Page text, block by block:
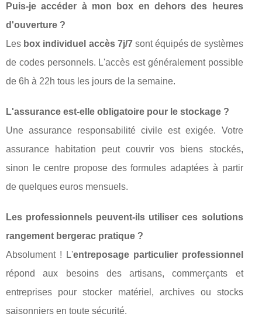
Puis-je accéder à mon box en dehors des heures
d'ouverture ?
Les box individuel accès 7j/7sont équipés de systèmes
de codes personnels. L'accès est généralement possible
de 6h à 22h tous les jours de la semaine.
L'assurance est-elle obligatoire pour le stockage ?
Une assurance responsabilité civile est exigée. Votre
assurance habitation peut couvrir vos biens stockés,
sinon le centre propose des formules adaptées à partir
de quelques euros mensuels.
Les professionnels peuvent-ils utiliser ces solutions
rangement bergerac pratique ?
Absolument ! L'entreposage particulier professionnel
répond aux besoins des artisans, commerçants et
entreprises pour stocker matériel, archives ou stocks
saisonniers en toute sécurité.